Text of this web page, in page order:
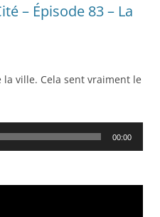
– Épisode 83 – La
ville. Cela sent vraiment le
00:00